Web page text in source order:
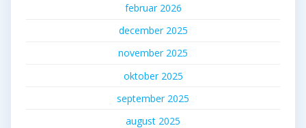
februar 2026
december 2025
november 2025
oktober 2025
september 2025
august 2025